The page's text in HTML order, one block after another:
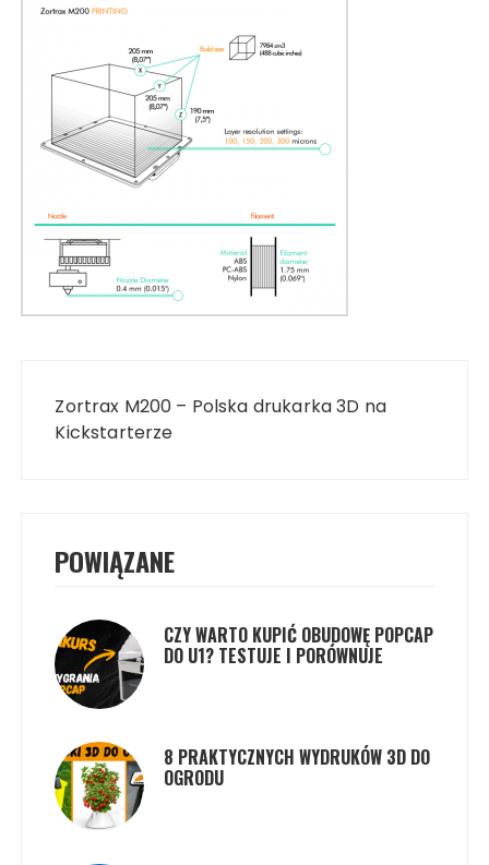
wpisu
Zortrax M200 – Polska drukarka 3D na
Kickstarterze
POWIĄZANE
CZY WARTO KUPIĆ OBUDOWĘ POPCAP
DO U1? TESTUJE I PORÓWNUJE
8 PRAKTYCZNYCH WYDRUKÓW 3D DO
OGRODU